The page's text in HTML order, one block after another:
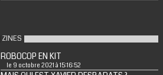
ZINES
ROBOCOP EN KIT
le 9 octobre 2021 à 15:16:52